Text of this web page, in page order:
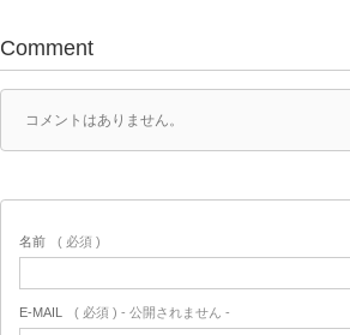
Comment
コメントはありません。
名前 ( 必須 )
E-MAIL ( 必須 ) - 公開されません -